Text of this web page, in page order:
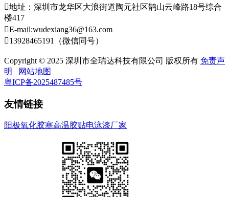
地址：深圳市龙华区大浪街道陶元社区鹊山云峰路18号综合
楼417
E-mail:wudexiang36@163.com
13928465191（微信同号）
Copyright © 2025 深圳市全瑞达科技有限公司 版权所有 免责声
明
网站地图
粤ICP备2025487485号
友情链接
阳极氧化胶塞高温胶贴电泳漆厂家